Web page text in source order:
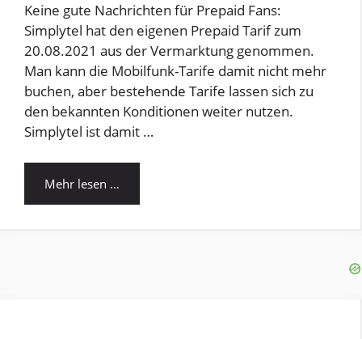
Keine gute Nachrichten für Prepaid Fans:
Simplytel hat den eigenen Prepaid Tarif zum
20.08.2021 aus der Vermarktung genommen.
Man kann die Mobilfunk-Tarife damit nicht mehr
buchen, aber bestehende Tarife lassen sich zu
den bekannten Konditionen weiter nutzen.
Simplytel ist damit …
Mehr lesen …